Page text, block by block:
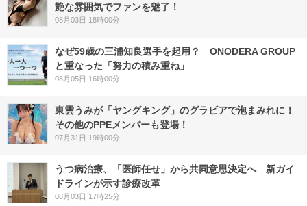
艶な雰囲気でファンを魅了！
08月03日 18時00分
なぜ59歳の三浦知良選手を起用？ ONODERA GROUP
と重なった「努力の積み重ね」
08月05日 16時00分
東雲うみが「ヤングキング」のグラビアで泡まみれに！
その他のPPEメンバーも登場！
07月31日 19時00分
うつ病治療、「医師任せ」から共同意思決定へ 新ガイ
ドラインが示す診療改革
08月03日 17時25分